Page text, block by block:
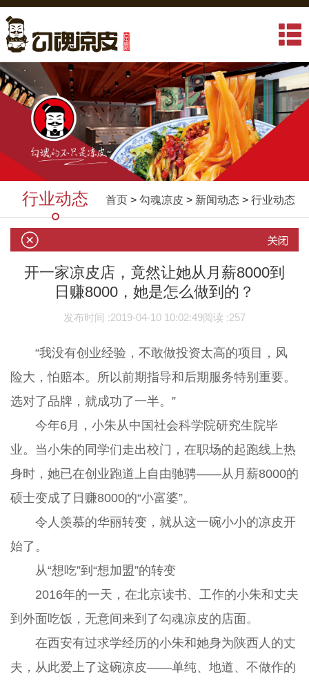
行业动态 首页 > 勾魂凉皮 > 新闻动态 > 行业动态
开一家凉皮店，竟然让她从月薪8000到
日赚8000，她是怎么做到的？
发布时间 :2019-04-10 10:02:49阅读 :257
“我没有创业经验，不敢做投资太高的项目，风
险大，怕赔本。所以前期指导和后期服务特别重要。
选对了品牌，就成功了一半。”
今年6月，小朱从中国社会科学院研究生院毕
业。当小朱的同学们走出校门，在职场的起跑线上热
身时，她已在创业跑道上自由驰骋——从月薪8000的
硕士变成了日赚8000的“小富婆”。
令人羡慕的华丽转变，就从这一碗小小的凉皮开
始了。
从“想吃”到“想加盟”的转变
2016年的一天，在北京读书、工作的小朱和丈夫
到外面吃饭，无意间来到了勾魂凉皮的店面。
在西安有过求学经历的小朱和她身为陕西人的丈
夫，从此爱上了这碗凉皮——单纯、地道、不做作的